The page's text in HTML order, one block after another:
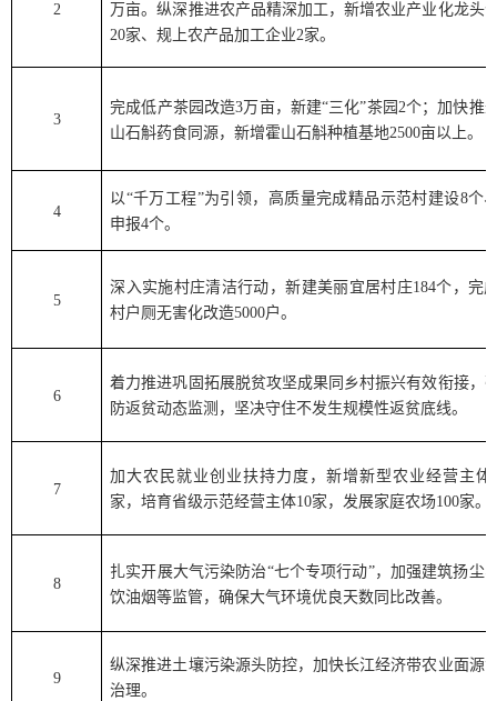
2
万亩。纵深推进农产品精深加工，新增农业产业化龙头
20家、规上农产品加工企业2家。
3
完成低产茶园改造3万亩，新建“三化”茶园2个；加快推
山石斛药食同源，新增霍山石斛种植基地2500亩以上。
4
以“千万工程”为引领，高质量完成精品示范村建设8个
申报4个。
5
深入实施村庄清洁行动，新建美丽宜居村庄184个，完
村户厕无害化改造5000户。
6
着力推进巩固拓展脱贫攻坚成果同乡村振兴有效衔接，
防返贫动态监测，坚决守住不发生规模性返贫底线。
7
加大农民就业创业扶持力度，新增新型农业经营主体
家，培育省级示范经营主体10家，发展家庭农场100家。
8
扎实开展大气污染防治“七个专项行动”，加强建筑扬尘
饮油烟等监管，确保大气环境优良天数同比改善。
9
纵深推进土壤污染源头防控，加快长江经济带农业面源
治理。